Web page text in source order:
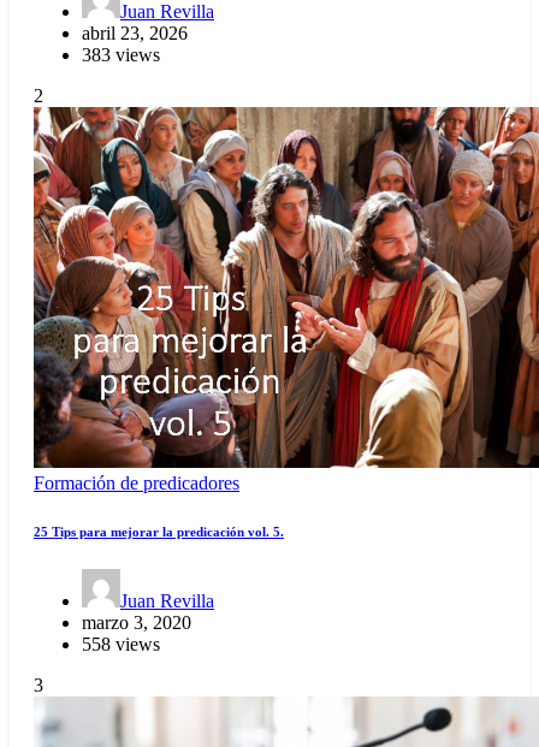
Juan Revilla
abril 23, 2026
383 views
2
Formación de predicadores
25 Tips para mejorar la predicación vol. 5.
Juan Revilla
marzo 3, 2020
558 views
3